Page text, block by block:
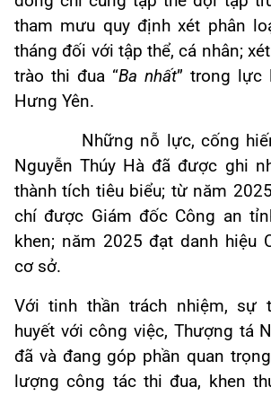
tham mưu quy định xét phân
tháng đối với tập thể, cá nhân;
trào thi đua “Ba nhất” trong lực
Hưng Yên.
Những nỗ lực, cống hiến
Nguyễn Thúy Hà đã được ghi
thành tích tiêu biểu; từ năm
chí được Giám đốc Công an
khen; năm 2025 đạt danh hiệu
cơ sở.
Với tinh thần trách nhiệm, sự
huyết với công việc, Thượng tá
đã và đang góp phần quan
lượng công tác thi đua, khen